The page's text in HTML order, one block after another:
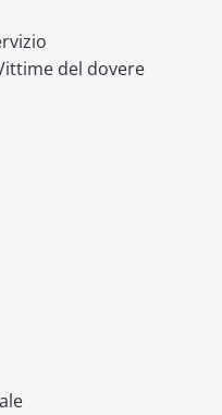
del dovere